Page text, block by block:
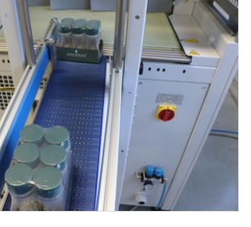
ARX-T + WPS 280R-T
wrapper with tray-inserting device + wrap-
packer - spices - turning pack device
Serie XP-Serie WPS-
Product-turning
device
+ film-Bandeja wrap-around
Frascos de
en conserva -3x2 packs 5x2 packs